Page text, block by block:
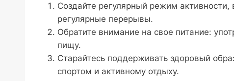
Создайте регулярный режим
регулярные перерывы.
Обратите внимание на свое питание:
пищу.
Старайтесь поддерживать здоровый
спортом и активному отдыху.